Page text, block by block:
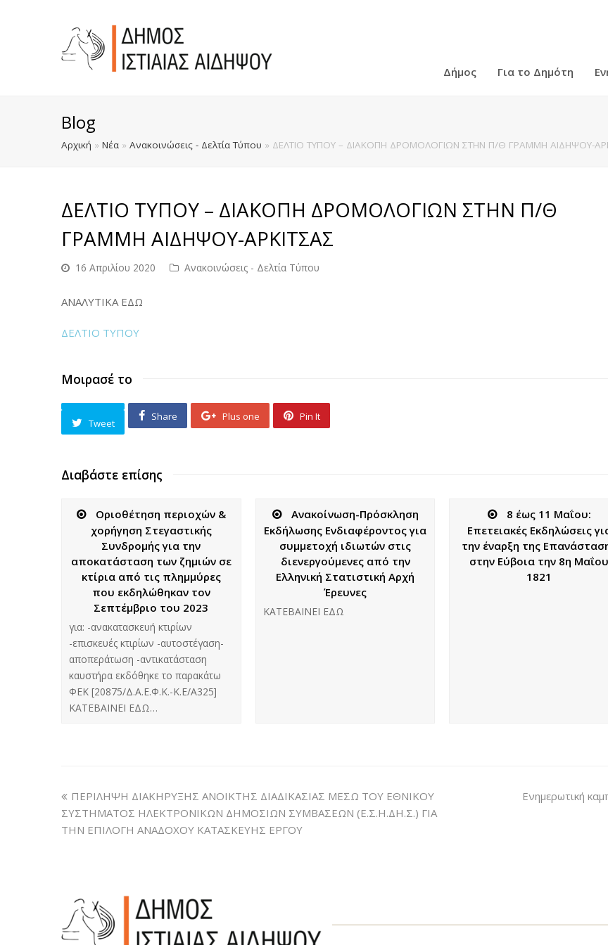
Δήμος Για το Δημότη
Blog
Αρχική » Νέα » Ανακοινώσεις - Δελτία Τύπου » ΔΕΛΤΙΟ ΤΥΠΟΥ – ΔΙΑΚΟΠΗ ΔΡΟΜΟΛΟΓΙΩΝ ΣΤΗΝ Π/Θ ΓΡΑΜΜΗ ΑΙΔΗΨΟΥ-
ΔΕΛΤΙΟ ΤΥΠΟΥ – ΔΙΑΚΟΠΗ ΔΡΟΜΟΛΟΓΙΩΝ ΣΤΗΝ Π/Θ
ΓΡΑΜΜΗ ΑΙΔΗΨΟΥ-ΑΡΚΙΤΣΑΣ
16 Απριλίου 2020 Ανακοινώσεις - Δελτία Τύπου
ΑΝΑΛΥΤΙΚΑ ΕΔΩ
ΔΕΛΤΙΟ ΤΥΠΟΥ
Μοιρασέ το
Tweet
Share Plus one Pin It
Διαβάστε επίσης
Οριοθέτηση περιοχών &
χορήγηση Στεγαστικής
Συνδρομής για την
αποκατάσταση των ζημιών σε
κτίρια από τις πλημμύρες
που εκδηλώθηκαν τον
Σεπτέμβριο του 2023
για: -ανακατασκευή κτιρίων
-επισκευές κτιρίων -αυτοστέγαση-
αποπεράτωση -αντικατάσταση
καυστήρα εκδόθηκε το παρακάτω
ΦΕΚ [20875/Δ.Α.Ε.Φ.Κ.-Κ.Ε/Α325]
ΚΑΤΕΒΑΙΝΕΙ ΕΔΩ…
Ανακοίνωση-Πρόσκληση
Εκδήλωσης Ενδιαφέροντος για
συμμετοχή ιδιωτών στις
διενεργούμενες από την
Ελληνική Στατιστική Αρχή
Έρευνες
ΚΑΤΕΒΑΙΝΕΙ ΕΔΩ
8 έως 11 Μαΐου:
Επετειακές Εκδηλώσεις
την έναρξη της
στην Εύβοια την 8η Μαΐου
1821
ΠΕΡΙΛΗΨΗ ΔΙΑΚΗΡΥΞΗΣ ΑΝΟΙΚΤΗΣ ΔΙΑΔΙΚΑΣΙΑΣ ΜΕΣΩ ΤΟΥ ΕΘΝΙΚΟΥ
ΣΥΣΤΗΜΑΤΟΣ ΗΛΕΚΤΡΟΝΙΚΩΝ ΔΗΜΟΣΙΩΝ ΣΥΜΒΑΣΕΩΝ (Ε.Σ.Η.ΔΗ.Σ.) ΓΙΑ
ΤΗΝ ΕΠΙΛΟΓΗ ΑΝΑΔΟΧΟΥ ΚΑΤΑΣΚΕΥΗΣ ΕΡΓΟΥ
Ενημερωτική